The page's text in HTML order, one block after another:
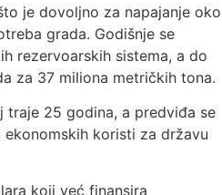
je dovoljno za napajanje oko
grada. Godišnje se
rezervoarskih sistema, a do
za 37 miliona metričkih tona.
traje 25 godina, a predviđa se
koristi za državu
koji već finansira